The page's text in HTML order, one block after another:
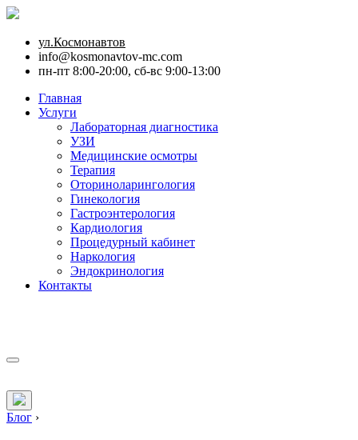
ул.Космонавтов
info@kosmonavtov-mc.com
пн-пт 8:00-20:00, сб-вс 9:00-13:00
Главная
Услуги
Лабораторная диагностика
УЗИ
Медицинские осмотры
Терапия
Оториноларингология
Гинекология
Гастроэнтерология
Кардиология
Процедурный кабинет
Наркология
Эндокринология
Контакты
Блог ›